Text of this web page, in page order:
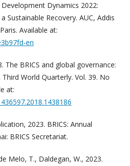
Development Dynamics 2022:
Sustainable Recovery. AUC, Addis
Available at:
en
The BRICS and global governance:
World Quarterly. Vol. 39. No
at:
2023. BRICS: Annual
BRICS Secretariat.
Melo, T., Daldegan, W., 2023.